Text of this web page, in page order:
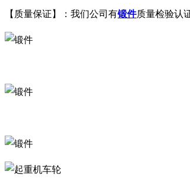
【质量保证】：我们公司有锻件质量检验认